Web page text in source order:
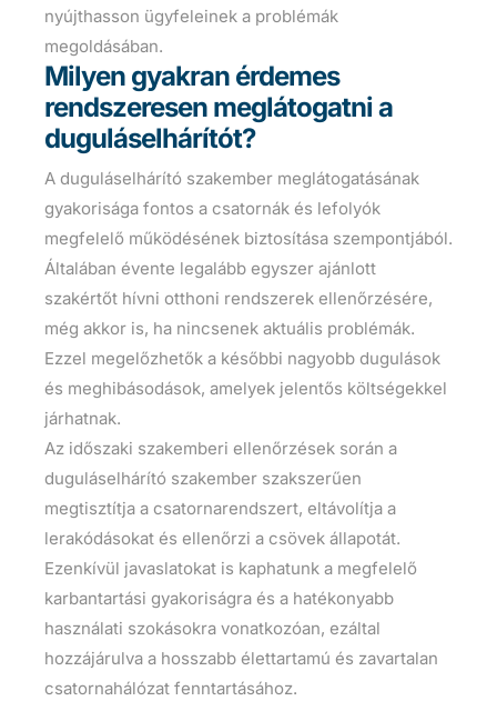
nyújthasson ügyfeleinek a problémák
megoldásában.
Milyen gyakran érdemes
rendszeresen meglátogatni a
duguláselhárítót?
A duguláselhárító szakember meglátogatásának
gyakorisága fontos a csatornák és lefolyók
megfelelő működésének biztosítása szempontjából.
Általában évente legalább egyszer ajánlott
szakértőt hívni otthoni rendszerek ellenőrzésére,
még akkor is, ha nincsenek aktuális problémák.
Ezzel megelőzhetők a későbbi nagyobb dugulások
és meghibásodások, amelyek jelentős költségekkel
járhatnak.
Az időszaki szakemberi ellenőrzések során a
duguláselhárító szakember szakszerűen
megtisztítja a csatornarendszert, eltávolítja a
lerakódásokat és ellenőrzi a csövek állapotát.
Ezenkívül javaslatokat is kaphatunk a megfelelő
karbantartási gyakoriságra és a hatékonyabb
használati szokásokra vonatkozóan, ezáltal
hozzájárulva a hosszabb élettartamú és zavartalan
csatornahálózat fenntartásához.